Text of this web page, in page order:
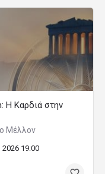
Η Καρδιά στην
Μέλλον
19:00